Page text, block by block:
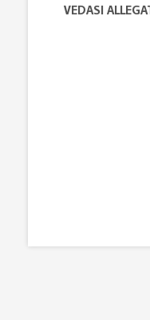
VEDASI